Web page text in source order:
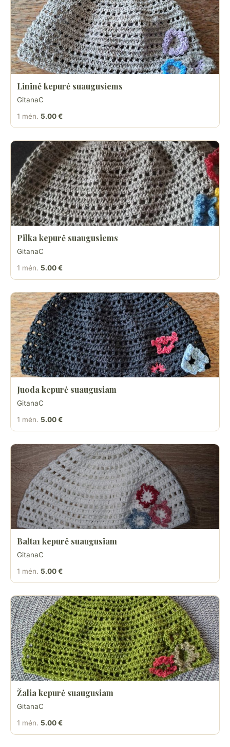
Lininė kepurė suaugusiems
GitanaC
1 mėn. 5.00 €
Pilka kepurė suaugusiems
GitanaC
1 mėn. 5.00 €
Juoda kepurė suaugusiam
GitanaC
1 mėn. 5.00 €
Balta1 kepurė suaugusiam
GitanaC
1 mėn. 5.00 €
Žalia kepurė suaugusiam
GitanaC
1 mėn. 5.00 €